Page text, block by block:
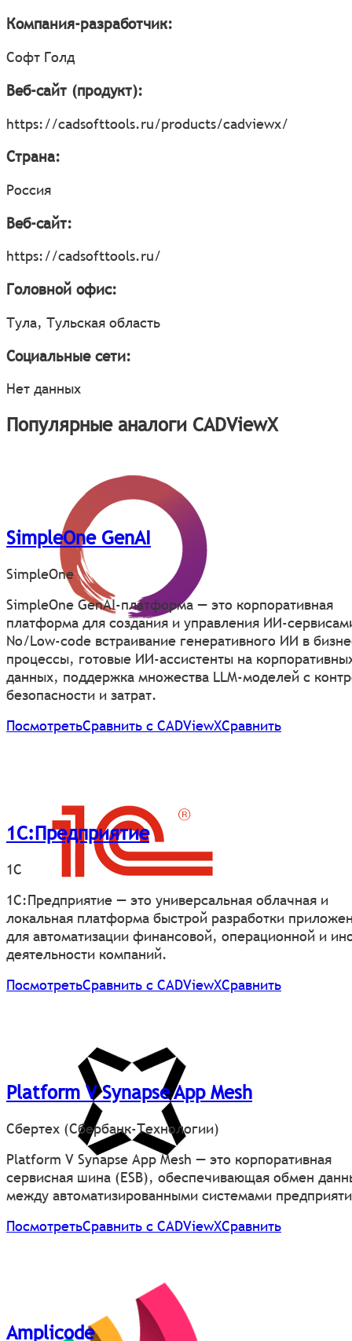
Компания-разработчик:
Софт Голд
Веб-сайт (продукт):
https://cadsofttools.ru/products/cadviewx/
Страна:
Россия
Веб-сайт:
https://cadsofttools.ru/
Головной офис:
Тула, Тульская область
Социальные сети:
Нет данных
Популярные аналоги CADViewХ
SimpleOne GenAI
SimpleOne
SimpleOne GenAI-платформа — это корпоративная
платформа для создания и управления ИИ-
No/Low-code встраивание генеративного ИИ в
процессы, готовые ИИ-ассистенты на
данных, поддержка множества LLM-моделей с
безопасности и затрат.
ПосмотретьСравнить с CADViewХСравнить
1С:Предприятие
1С
1С:Предприятие — это универсальная облачная и
локальная платформа быстрой разработки
для автоматизации финансовой, операционной и
деятельности компаний.
ПосмотретьСравнить с CADViewХСравнить
Platform V Synapse App Mesh
Сбертех (Сбербанк-Технологии)
Platform V Synapse App Mesh — это корпоративная
сервисная шина (ESB), обеспечивающая обмен
между автоматизированными системами
ПосмотретьСравнить с CADViewХСравнить
Amplicode